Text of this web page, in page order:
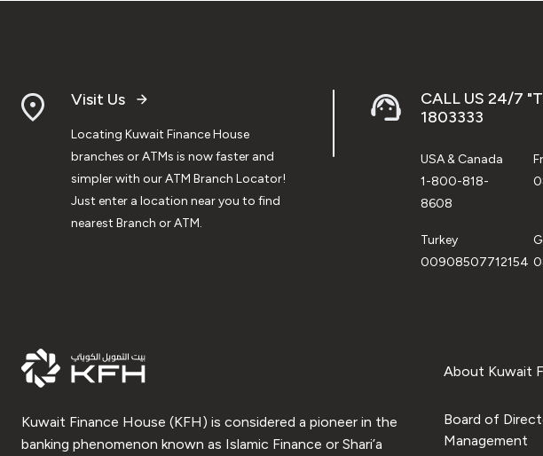
Visit Us
Locating Kuwait Finance House
branches or ATMs is now faster and
simpler with our ATM Branch Locator!
Just enter a location near you to find
nearest Branch or ATM.
CALL US 24/7
1803333
USA & Canada
1-800-818-
8608
Turkey
00908507712154
Kuwait Finance House (KFH) is considered a pioneer in the
banking phenomenon known as Islamic Finance or Shari’a
About Kuwait
Board of
Management